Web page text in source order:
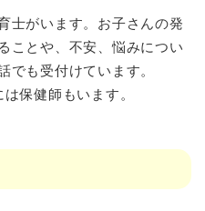
士がいます。お子さんの発
ことや、不安、悩みについ
でも受付けています。
保健師もいます。